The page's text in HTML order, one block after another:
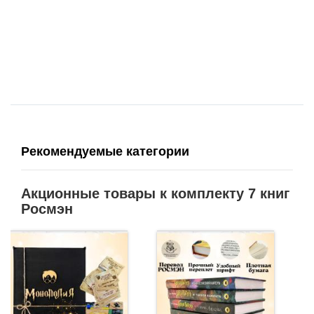
Рекомендуемые категории
Акционные товары к комплекту 7 книг
Росмэн